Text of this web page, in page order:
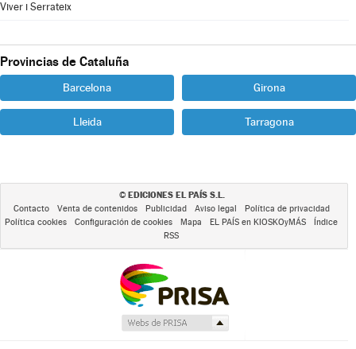
Viver i Serrateix
Provincias de Cataluña
Barcelona Girona
Lleida Tarragona
© EDICIONES EL PAÍS S.L.
Contacto Venta de contenidos Publicidad Aviso legal
Política de privacidad
Política cookies
Configuración de cookies Mapa EL PAÍS en KIOSKOyMÁS
Índice
RSS